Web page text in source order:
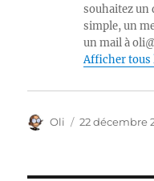
souhaitez un
simple, un
un mail à
Afficher tous
Auteur
Oli
Publié
22 décembre